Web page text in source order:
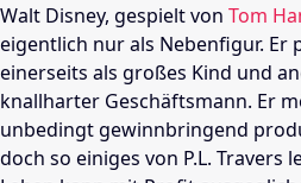
Walt Disney, gespielt von Tom
eigentlich nur als Nebenfigur. Er
einerseits als großes Kind und
knallharter Geschäftsmann. Er
unbedingt gewinnbringend
doch so einiges von P.L. Travers